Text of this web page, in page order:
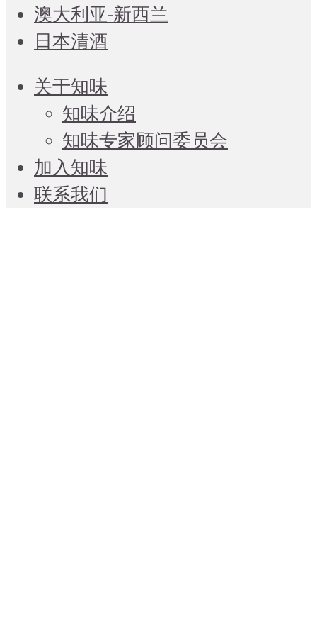
澳大利亚-新西兰
日本清酒
关于知味
知味介绍
知味专家顾问委员会
加入知味
联系我们